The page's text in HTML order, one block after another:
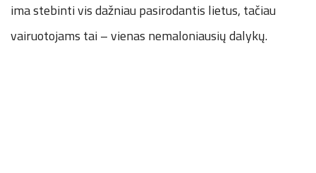
ima stebinti vis dažniau pasirodantis lietus, tačiau
vairuotojams tai – vienas nemaloniausių dalykų.